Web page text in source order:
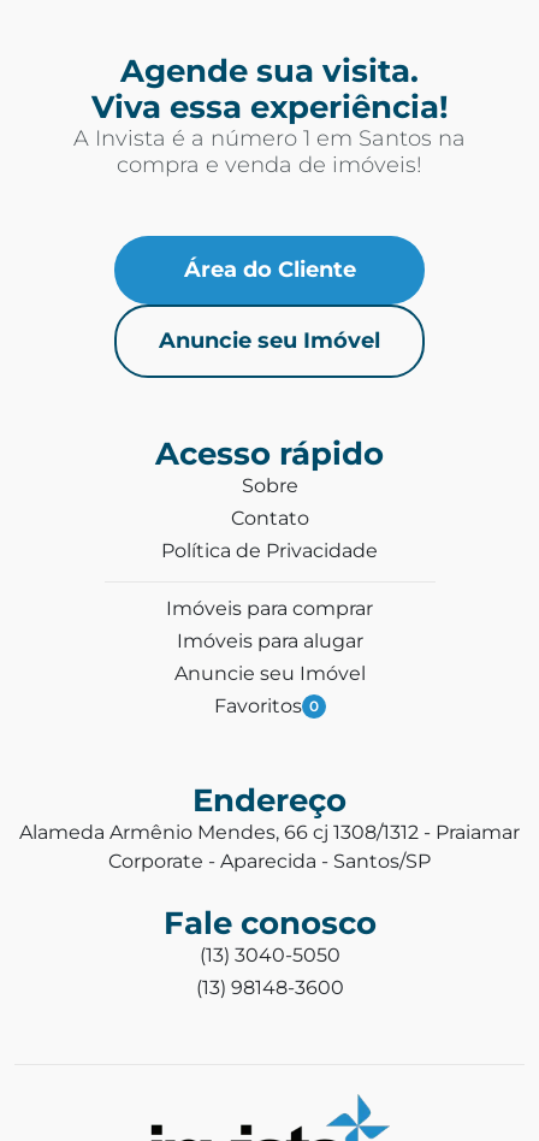
Agende sua visita.
Viva essa experiência!
A Invista é a número 1 em Santos na
compra e venda de imóveis!
Área do Cliente
Anuncie seu Imóvel
Acesso rápido
Sobre
Contato
Política de Privacidade
Imóveis para comprar
Imóveis para alugar
Anuncie seu Imóvel
Favoritos 0
Endereço
Alameda Armênio Mendes, 66 cj 1308/1312 - Praiamar
Corporate - Aparecida - Santos/SP
Fale conosco
(13) 3040-5050
(13) 98148-3600